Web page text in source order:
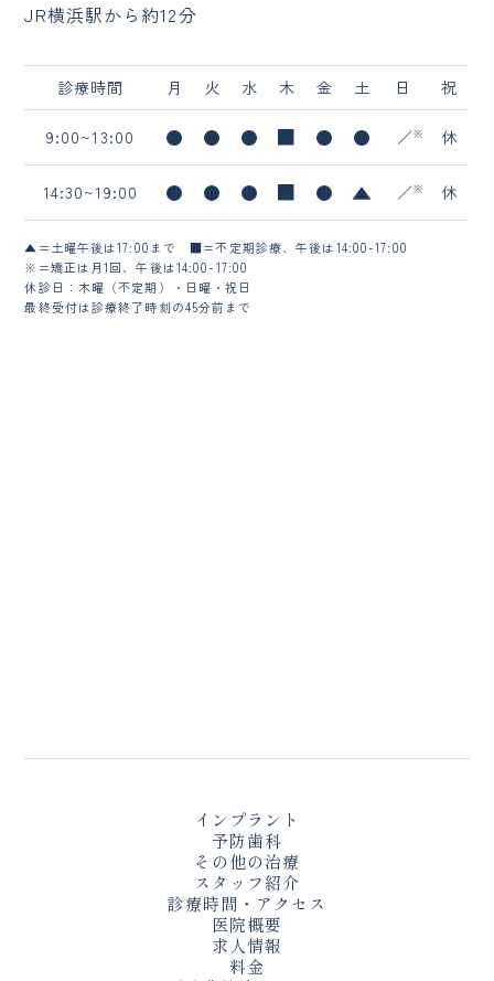
JR横浜駅から約12分
診療時間 月 火 水 木 金 土 日 祝
9:00~13:00 ／ 休
14:30~19:00 ／ 休
▲=土曜午後は17:00まで■=不定期診療、午後は14:00-17:00
※=矯正は月1回、午後は14:00-17:00
休診日：木曜（不定期）・日曜・祝日
最終受付は診療終了時刻の45分前まで
インプラント
予防歯科
その他の治療
スタッフ紹介
診療時間・アクセス
医院概要
求人情報
料金